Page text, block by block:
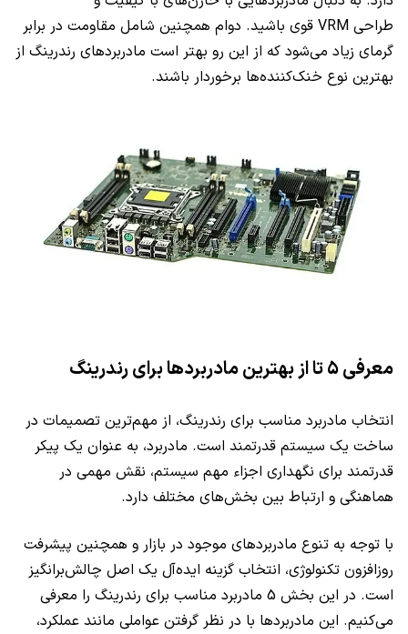
طراحی VRM قوی باشید. دوام همچنین شامل مقاومت در برابر
گرمای زیاد می‌شود که از این رو بهتر است مادربردهای رندرینگ از
بهترین نوع خنک‌کننده‌ها برخوردار باشند.
معرفی ۵ تا از بهترین مادربردها برای رندرینگ
انتخاب مادربرد مناسب برای رندرینگ، از مهم‌ترین تصمیمات در
ساخت یک سیستم قدرتمند است. مادربرد، به عنوان یک پیکر
قدرتمند برای نگهداری اجزاء مهم سیستم، نقش مهمی در
هماهنگی و ارتباط بین بخش‌های مختلف دارد.
با توجه به تنوع مادربردهای موجود در بازار و همچنین پیشرفت
روزافزون تکنولوژی، انتخاب گزینه ایده‌آل یک اصل چالش‌برانگیز
است. در این بخش 5 مادربرد مناسب برای رندرینگ را معرفی
می‌کنیم. این مادربردها با در نظر گرفتن عواملی مانند عملکرد،